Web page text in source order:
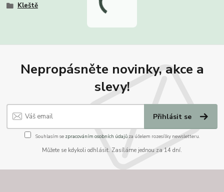
Kleště
Nepropásněte novinky, akce a
slevy!
Přihlásit se
Souhlasím se zpracováním osobních údajůza účelem rozesílky newsletteru.
Můžete se kdykoli odhlásit. Zasíláme jednou za 14 dní.